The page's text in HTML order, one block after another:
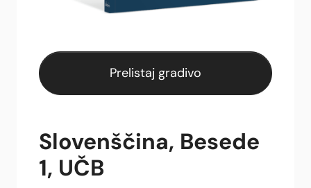
Prelistaj gradivo
Slovenščina, Besede
1, UČB